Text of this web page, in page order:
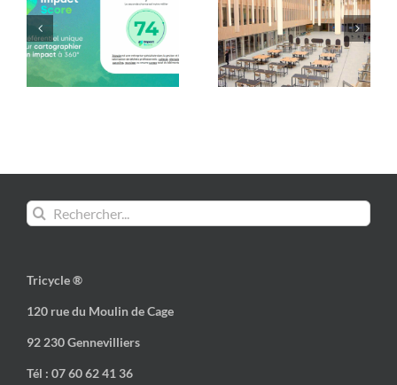
Mobilier de Paris 2024
: une seconde vie avec
Tricycle !
Les formes du réemploi
: Tricycle x ENSA Paris-
Est
Rechercher:
Tricycle ®
120 rue du Moulin de Cage
92 230 Gennevilliers
Tél : 07 60 62 41 36